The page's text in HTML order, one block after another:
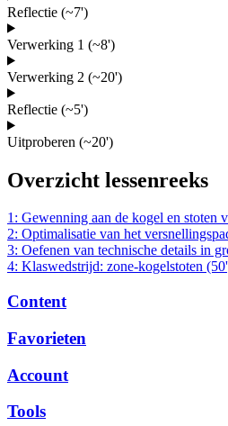
Reflectie (~7')
Verwerking 1 (~8')
Verwerking 2 (~20')
Reflectie (~5')
Uitproberen (~20')
Overzicht lessenreeks
1: Gewenning aan de kogel en stoten
2: Optimalisatie van het
3: Oefenen van technische details in
4: Klaswedstrijd: zone-kogelstoten
Content
Favorieten
Account
Tools